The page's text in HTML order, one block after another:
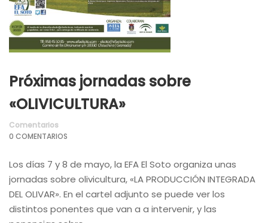
Próximas jornadas sobre
«OLIVICULTURA»
Comentarios
0 COMENTARIOS
Los días 7 y 8 de mayo, la EFA El Soto organiza unas
jornadas sobre olivicultura, «LA PRODUCCIÓN INTEGRADA
DEL OLIVAR». En el cartel adjunto se puede ver los
distintos ponentes que van a a intervenir, y las